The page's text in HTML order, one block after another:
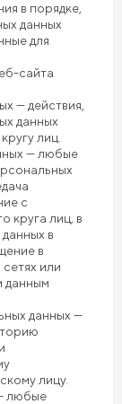
в порядке,
данных
для
сайта
— действия,
данных
лиц.
— любые
с
круга лиц, в
в
в
или
данным
данных —
лицу.
любые